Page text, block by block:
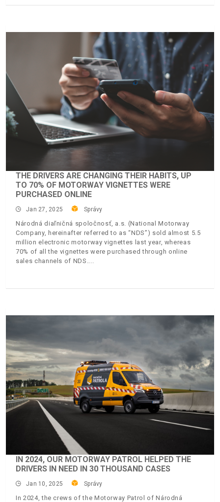
THE DRIVERS ARE CHANGING THEIR HABITS, UP
TO 70% OF MOTORWAY VIGNETTES WERE
PURCHASED ONLINE
Jan 27, 2025 Správy
Národná diaľničná spoločnosť, a.s. (National Motorway
Company, hereinafter referred to as “NDS”) sold almost 5.5
million electronic motorway vignettes last year, whereas
70% of all the vignettes were purchased through online
sales channels of NDS.
IN 2024, OUR MOTORWAY PATROL HELPED THE
DRIVERS IN NEED IN 30 THOUSAND CASES
Jan 10, 2025 Správy
In 2024, the crews of the Motorway Patrol of Národná